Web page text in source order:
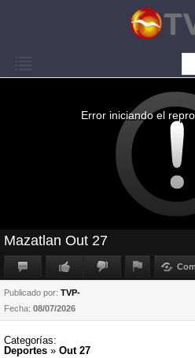
Error iniciando el
Mazatlan Out 27
Publicado por: TVP-
Fecha: 08/07/2026
Categorías:
Deportes » Out 27